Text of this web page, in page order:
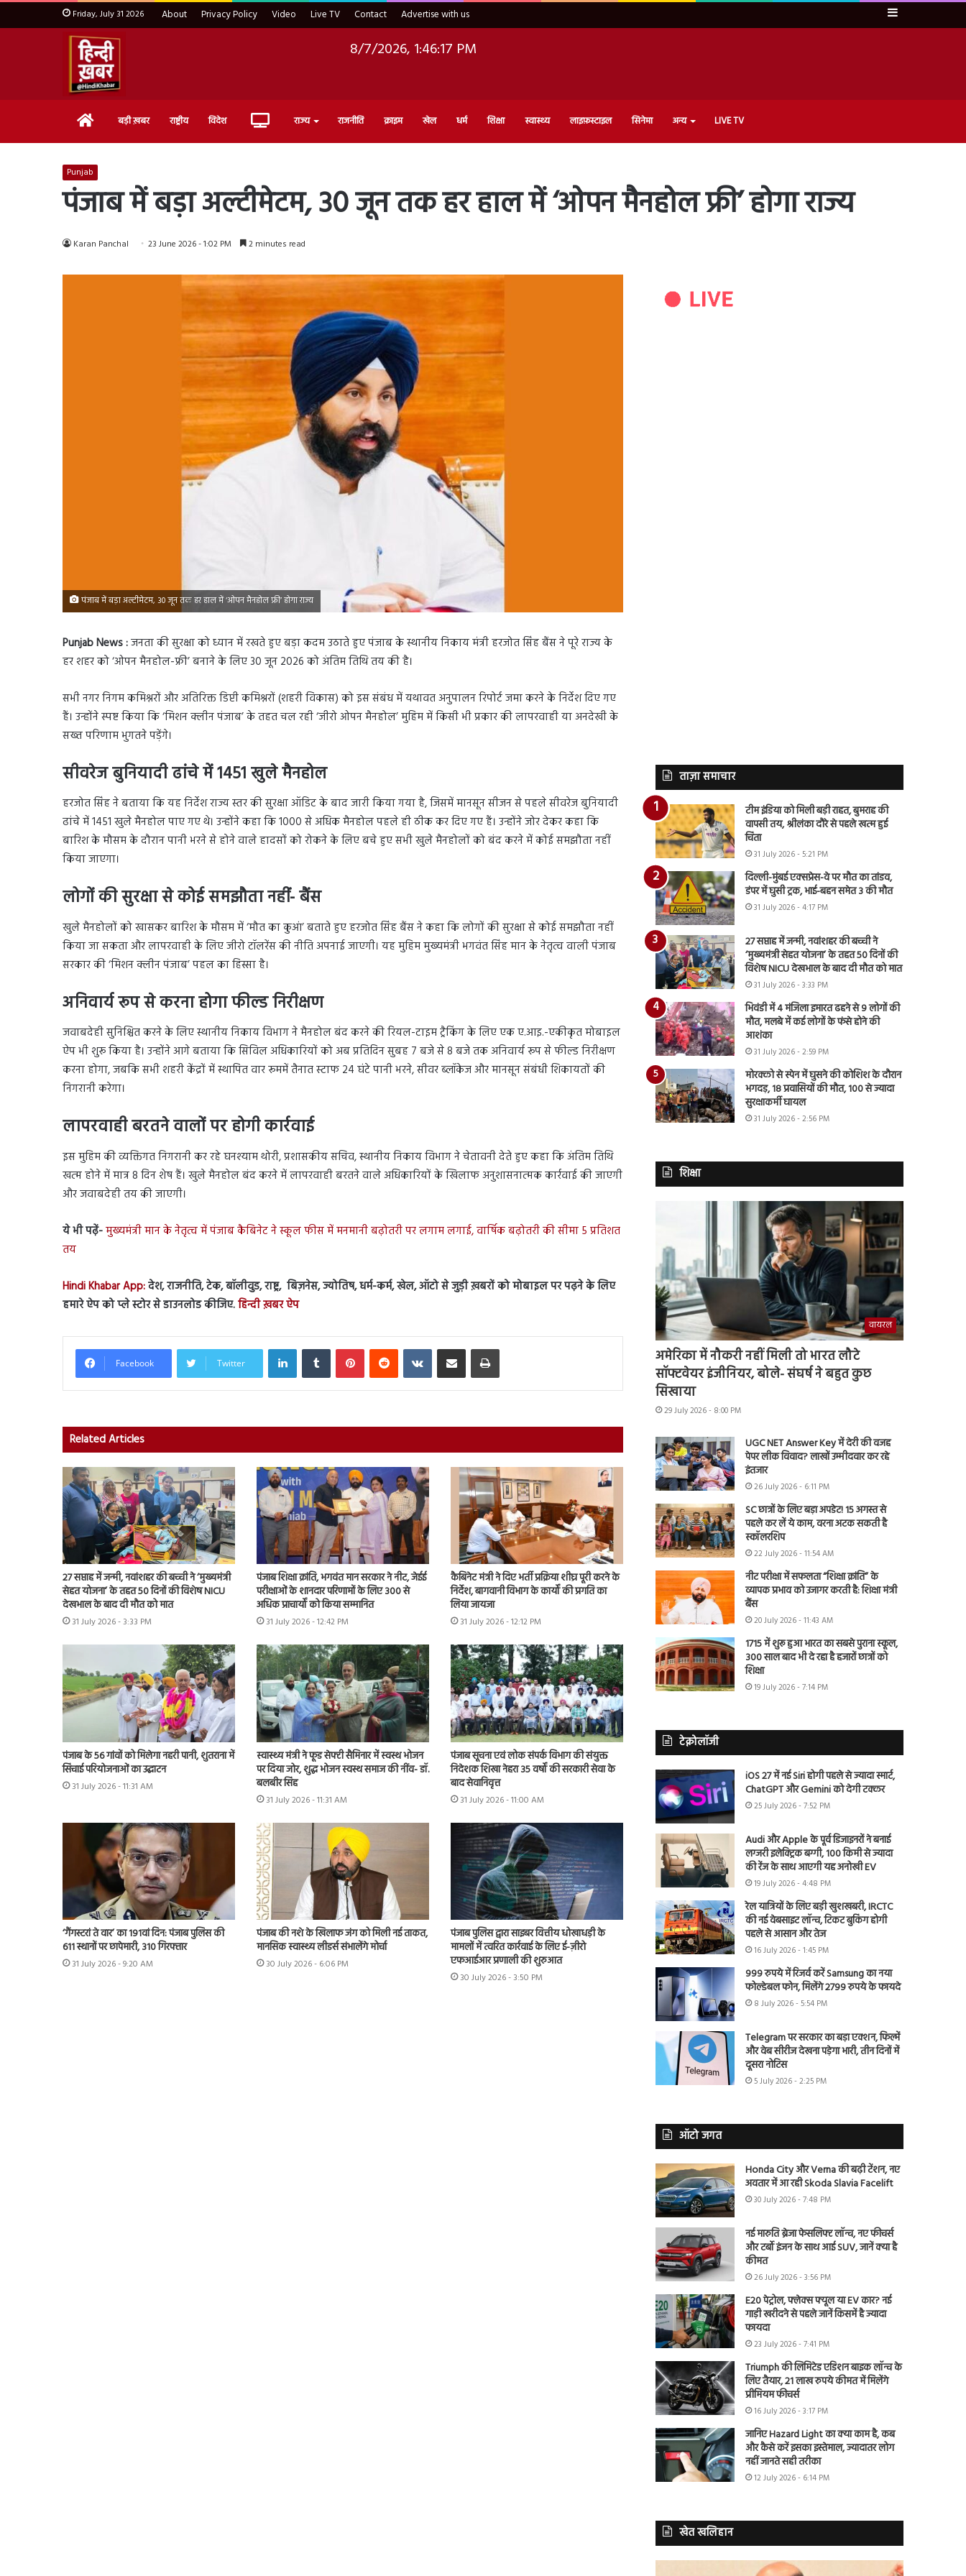
Friday, July 31 2026 About Privacy Policy Video Live TV Contact Advertise with us Sidebar
8/7/2026, 1:46:18 PM
Home बड़ी ख़बर राष्ट्रीय विदेश Live राज्य राजनीति क्राइम खेल धर्म शिक्षा स्वास्थ्य लाइफ़स्टाइल सिनेमा अन्य LIVE TV
Punjab
पंजाब में बड़ा अल्टीमेटम, 30 जून तक हर हाल में ‘ओपन मैनहोल फ्री’ होगा राज्य
Karan Panchal 23 June 2026 - 1:02 PM 2 minutes read
पंजाब में बड़ा अल्टीमेटम, 30 जून तक हर हाल में ‘ओपन मैनहोल फ्री’ होगा राज्य
Punjab News :जनता की सुरक्षा को ध्यान में रखते हुए बड़ा कदम उठाते हुए पंजाब के स्थानीय निकाय मंत्री हरजोत सिंह बैंस ने पूरे राज्य के
हर शहर को ‘ओपन मैनहोल-फ्री’ बनाने के लिए 30 जून 2026 को अंतिम तिथि तय की है।
सभी नगर निगम कमिश्नरों और अतिरिक्त डिप्टी कमिश्नरों (शहरी विकास) को इस संबंध में यथावत अनुपालन रिपोर्ट जमा करने के निर्देश दिए गए
हैं। उन्होंने स्पष्ट किया कि ‘मिशन क्लीन पंजाब’ के तहत चल रही ‘जीरो ओपन मैनहोल’ मुहिम में किसी भी प्रकार की लापरवाही या अनदेखी के
सख्त परिणाम भुगतने पड़ेंगे।
सीवरेज बुनियादी ढांचे में 1451 खुले मैनहोल
हरजोत सिंह ने बताया कि यह निर्देश राज्य स्तर की सुरक्षा ऑडिट के बाद जारी किया गया है, जिसमें मानसून सीजन से पहले सीवरेज बुनियादी
ढांचे में 1451 खुले मैनहोल पाए गए थे। उन्होंने कहा कि 1000 से अधिक मैनहोल पहले ही ठीक कर दिए गए हैं। उन्होंने जोर देकर कहा कि
बारिश के मौसम के दौरान पानी भरने से होने वाले हादसों को रोकने के लिए बचे हुए सभी खुले मैनहोलों को बंद करने में कोई समझौता नहीं
किया जाएगा।
लोगों की सुरक्षा से कोई समझौता नहीं- बैंस
खुले मैनहोलों को खासकर बारिश के मौसम में ‘मौत का कुआं’ बताते हुए हरजोत सिंह बैंस ने कहा कि लोगों की सुरक्षा से कोई समझौता नहीं
किया जा सकता और लापरवाही के लिए जीरो टॉलरेंस की नीति अपनाई जाएगी। यह मुहिम मुख्यमंत्री भगवंत सिंह मान के नेतृत्व वाली पंजाब
सरकार की ‘मिशन क्लीन पंजाब’ पहल का हिस्सा है।
अनिवार्य रूप से करना होगा फील्ड निरीक्षण
जवाबदेही सुनिश्चित करने के लिए स्थानीय निकाय विभाग ने मैनहोल बंद करने की रियल-टाइम ट्रैकिंग के लिए एक ए.आइ.-एकीकृत मोबाइल
ऐप भी शुरू किया है। उन्होंने आगे बताया कि सिविल अधिकारियों को अब प्रतिदिन सुबह 7 बजे से 8 बजे तक अनिवार्य रूप से फील्ड निरीक्षण
करना होगा, जबकि सभी शहरी केंद्रों में स्थापित वार रूममें तैनात स्टाफ 24 घंटे पानी भरने, सीवर ब्लॉकेज और मानसून संबंधी शिकायतों की
निगरानी करेगा।
लापरवाही बरतने वालों पर होगी कार्रवाई
इस मुहिम की व्यक्तिगत निगरानी कर रहे घनश्याम थोरी, प्रशासकीय सचिव, स्थानीय निकाय विभाग ने चेतावनी देते हुए कहा कि अंतिम तिथि
खत्म होने में मात्र 8 दिन शेष हैं। खुले मैनहोल बंद करने में लापरवाही बरतने वाले अधिकारियों के खिलाफ अनुशासनात्मक कार्रवाई की जाएगी
और जवाबदेही तय की जाएगी।
ये भी पढ़ें-मुख्यमंत्री मान के नेतृत्व में पंजाब कैबिनेट ने स्कूल फीस में मनमानी बढ़ोतरी पर लगाम लगाई, वार्षिक बढ़ोतरी की सीमा 5 प्रतिशत
तय
Hindi Khabar App:देश, राजनीति, टेक, बॉलीवुड, राष्ट्र, बिज़नेस, ज्योतिष, धर्म-कर्म, खेल, ऑटो से जुड़ी ख़बरों को मोबाइल पर पढ़ने के लिए
हमारे ऐप को प्ले स्टोर से डाउनलोड कीजिए.हिन्दी ख़बर ऐप
Facebook Twitter
LinkedInTumblr PinterestReddit VKontakteShare via Email Print
Related Articles
27 सप्ताह में जन्मी, नवांशहर की बच्ची ने ‘मुख्यमंत्री
सेहत योजना’ के तहत 50 दिनों की विशेष NICU
देखभाल के बाद दी मौत को मात
31 July 2026 - 3:33 PM
पंजाब शिक्षा क्रांति, भगवंत मान सरकार ने नीट, जेईई
परीक्षाओं के शानदार परिणामों के लिए 300 से
अधिक प्राचार्यों को किया सम्मानित
31 July 2026 - 12:42 PM
कैबिनेट मंत्री ने दिए भर्ती प्रक्रिया शीघ्र पूरी करने के
निर्देश, बागवानी विभाग के कार्यों की प्रगति का
लिया जायजा
31 July 2026 - 12:12 PM
पंजाब के 56 गांवों को मिलेगा नहरी पानी, शुतराना में
सिंचाई परियोजनाओं का उद्घाटन
31 July 2026 - 11:31 AM
स्वास्थ्य मंत्री ने फूड सेफ्टी सैमिनार में स्वस्थ भोजन
पर दिया जोर, शुद्ध भोजन स्वस्थ समाज की नींव- डॉ.
बलबीर सिंह
31 July 2026 - 11:31 AM
पंजाब सूचना एवं लोक संपर्क विभाग की संयुक्त
निदेशक शिखा नेहरा 35 वर्षों की सरकारी सेवा के
बाद सेवानिवृत्त
31 July 2026 - 11:00 AM
‘गैंगस्टरां ते वार’ का 191वां दिन: पंजाब पुलिस की
611 स्थानों पर छापेमारी, 310 गिरफ्तार
31 July 2026 - 9:20 AM
पंजाब की नशे के खिलाफ जंग को मिली नई ताकत,
मानसिक स्वास्थ्य लीडर्स संभालेंगे मोर्चा
30 July 2026 - 6:06 PM
पंजाब पुलिस द्वारा साइबर वित्तीय धोखाधड़ी के
मामलों में त्वरित कार्रवाई के लिए ई-ज़ीरो
एफआईआर प्रणाली की शुरुआत
30 July 2026 - 3:50 PM
ताज़ा समाचार
टीम इंडिया को मिली बड़ी राहत, बुमराह की
वापसी तय, श्रीलंका दौरे से पहले खत्म हुई
चिंता
31 July 2026 - 5:21 PM
दिल्ली-मुंबई एक्सप्रेस-वे पर मौत का तांडव,
डंपर में घुसी ट्रक, भाई-बहन समेत 3 की मौत
31 July 2026 - 4:17 PM
27 सप्ताह में जन्मी, नवांशहर की बच्ची ने
‘मुख्यमंत्री सेहत योजना’ के तहत 50 दिनों की
विशेष NICU देखभाल के बाद दी मौत को मात
31 July 2026 - 3:33 PM
भिवंडी में 4 मंजिला इमारत ढहने से 9 लोगों की
मौत, मलबे में कई लोगों के फंसे होने की
आशंका
31 July 2026 - 2:59 PM
मोरक्को से स्पेन में घुसने की कोशिश के दौरान
भगदड़, 18 प्रवासियों की मौत, 100 से ज्यादा
सुरक्षाकर्मी घायल
31 July 2026 - 2:56 PM
शिक्षा
वायरल
अमेरिका में नौकरी नहीं मिली तो भारत लौटे
सॉफ्टवेयर इंजीनियर, बोले- संघर्ष ने बहुत कुछ
सिखाया
29 July 2026 - 8:00 PM
UGC NET Answer Key में देरी की वजह
पेपर लीक विवाद? लाखों उम्मीदवार कर रहे
इंतजार
26 July 2026 - 6:11 PM
SC छात्रों के लिए बड़ा अपडेट! 15 अगस्त से
पहले कर लें ये काम, वरना अटक सकती है
स्कॉलरशिप
22 July 2026 - 11:54 AM
नीट परीक्षा में सफलता “शिक्षा क्रांति” के
व्यापक प्रभाव को उजागर करती है: शिक्षा मंत्री
बैंस
20 July 2026 - 11:43 AM
1715 में शुरू हुआ भारत का सबसे पुराना स्कूल,
300 साल बाद भी दे रहा है हजारों छात्रों को
शिक्षा
19 July 2026 - 7:14 PM
टेक्नोलॉजी
iOS 27 में नई Siri होगी पहले से ज्यादा स्मार्ट,
ChatGPT और Gemini को देगी टक्कर
25 July 2026 - 7:52 PM
Audi और Apple के पूर्व डिजाइनरों ने बनाई
लग्जरी इलेक्ट्रिक बग्गी, 100 किमी से ज्यादा
की रेंज के साथ आएगी यह अनोखी EV
19 July 2026 - 4:48 PM
रेल यात्रियों के लिए बड़ी खुशखबरी, IRCTC
की नई वेबसाइट लॉन्च, टिकट बुकिंग होगी
पहले से आसान और तेज
16 July 2026 - 1:45 PM
999 रुपये में रिजर्व करें Samsung का नया
फोल्डेबल फोन, मिलेंगे 2799 रुपये के फायदे
8 July 2026 - 5:54 PM
Telegram पर सरकार का बड़ा एक्शन, फिल्में
और वेब सीरीज देखना पड़ेगा भारी, तीन दिनों में
दूसरा नोटिस
5 July 2026 - 2:25 PM
ऑटो जगत
Honda City और Verna की बढ़ी टेंशन, नए
अवतार में आ रही Skoda Slavia Facelift
30 July 2026 - 7:48 PM
नई मारुति ब्रेजा फेसलिफ्ट लॉन्च, नए फीचर्स
और टर्बो इंजन के साथ आई SUV, जानें क्या है
कीमत
26 July 2026 - 3:56 PM
E20 पेट्रोल, फ्लेक्स फ्यूल या EV कार? नई
गाड़ी खरीदने से पहले जानें किसमें है ज्यादा
फायदा
23 July 2026 - 7:41 PM
Triumph की लिमिटेड एडिशन बाइक लॉन्च के
लिए तैयार, 21 लाख रुपये कीमत में मिलेंगे
प्रीमियम फीचर्स
16 July 2026 - 3:17 PM
जानिए Hazard Light का क्या काम है, कब
और कैसे करें इसका इस्तेमाल, ज्यादातर लोग
नहीं जानते सही तरीका
12 July 2026 - 6:14 PM
खेत खलिहान